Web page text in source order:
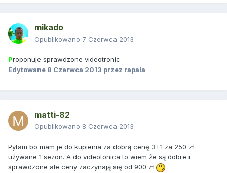
mikado
Opublikowano 7 Czerwca 2013
Proponuje sprawdzone videotronic
Edytowane 8 Czerwca 2013 przez rapala
matti-82
Opublikowano 8 Czerwca 2013
Pytam bo mam je do kupienia za dobrą cenę 3+1 za 250 zł
używane 1 sezon. A do videotonica to wiem że są dobre i
sprawdzone ale ceny zaczynają się od 900 zł